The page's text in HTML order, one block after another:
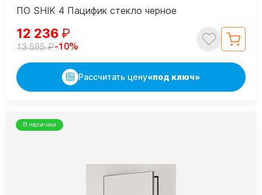
ПО SHIK 4 Пацифик стекло черное
12 236 ₽
13 595₽-10%
Рассчитать цену«под ключ»
В наличии